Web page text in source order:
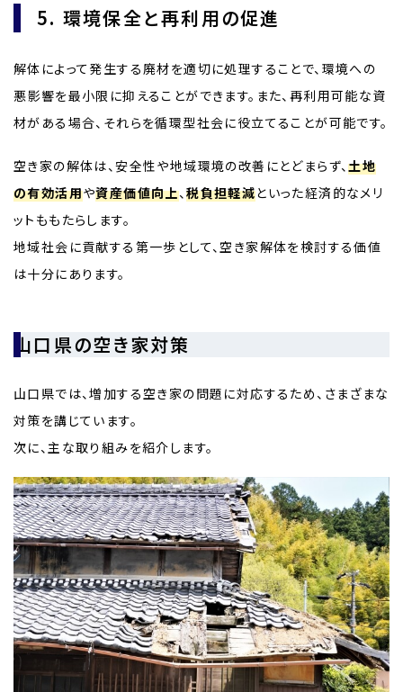
5. 環境保全と再利用の促進
解体によって発生する廃材を適切に処理することで、環境への
悪影響を最小限に抑えることができます。また、再利用可能な資
材がある場合、それらを循環型社会に役立てることが可能です。
空き家の解体は、安全性や地域環境の改善にとどまらず、土地
の有効活用や資産価値向上、税負担軽減といった経済的なメリ
ットももたらします。
地域社会に貢献する第一歩として、空き家解体を検討する価値
は十分にあります。
山口県の空き家対策
山口県では、増加する空き家の問題に対応するため、さまざまな
対策を講じています。
次に、主な取り組みを紹介します。